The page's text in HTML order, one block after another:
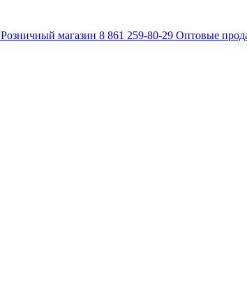
Розничный магазин 8 861 259-80-29 Оптовые